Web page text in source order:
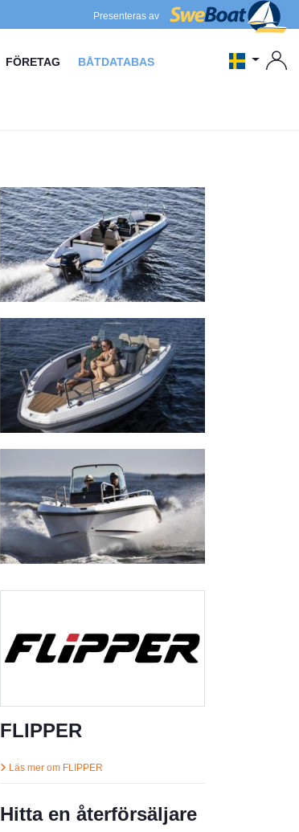
Presenteras av
FÖRETAG BÅTDATABAS
FLIPPER
Läs mer om FLIPPER
Hitta en återförsäljare